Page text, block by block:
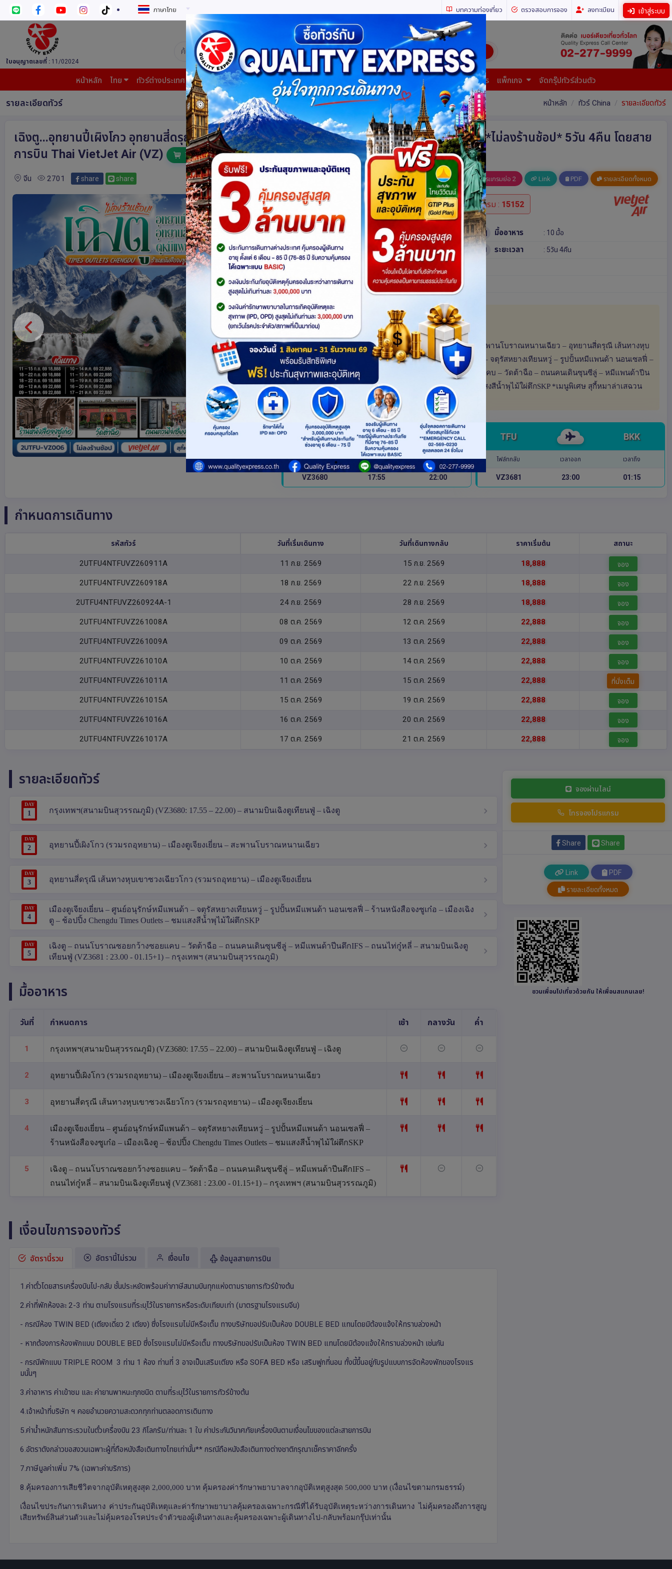
ภาษาไทย บทความท่องเที่ยว ตรวจสอบการจอง ลงทะเบียน เข้าสู่ระบบ
ใบอนุญาตเลขที่ : 11/02024
บริษัท ควอลิตี้ เอ็กซ์เพรส จำกัด ผู้เชี่ยวชาญด้านการท่องเที่ยว ทัวร์ ในประเทศ และ ต่างประเทศ (เที่ยวทั่วโลก)
หน้าหลัก ไทย ทัวร์ต่างประเทศ บินต้นทาง แพ็กเกจทัวร์ บัตรเข้าชม JR Pass เรือสำราญ บริการยื่นเอกสาร แพ็กเกจ จัดกรุ๊ปทัวร์ส่วนตัว
รายละเอียดทัวร์ หน้าหลัก ทัวร์ China รายละเอียดทัวร์
เฉิงตู...อุทยานปี้เผิงโกว อุทยานสี่ดรุณี ดูหมีแพนด้า Times Outlets Chengdu ร้านหนังสือจงซูเก๋อ *ไม่ลงร้านช้อป* 5วัน 4คืน โดยสาย
การบิน Thai VietJet Air (VZ)
ไม่เข้าร้านช็อปปิ้ง
จีน 2701 share share โปรแกรมย่อ 1 โปรแกรมย่อ 2 Link PDF รายละเอียดทั้งหมด
฿ 18,888 ดูโปรแกรมทัวร์ รหัสโปรแกรม : 15152
รหัสทัวร์ : 2UTFU-VZ006 มื้ออาหาร : 10 มื้อ
สายการบิน : Thai VietJet Air ระยะเวลา : 5วัน 4คืน
เส้นทาง :เฉิงตู
Highlight ไฮไลท์ทัวร์
อุทยานปี้เผิงโกว (รวมรถอุทยาน) – เมืองตูเจียงเยี่ยน – สะพานโบราณหนานเฉียว – อุทยานสี่ดรุณี เส้นทางหุบ
เขาซวงเฉียวโกว (รวมรถอุทยาน) – – ศูนย์อนุรักษ์หมีแพนด้า – จตุรัสหยางเทียนหวู่ – รูปปั้นหมีแพนด้า นอนเซลฟี่ –
ร้านหนังสือจงซูเก๋อ – เมืองเฉิงตู – ถนนโบราณซอยกว้างซอยแคบ – วัดต้าฉือ – ถนนคนเดินซุนซีลู่ – หมีแพนด้าปีน
ตึกIFS – ถนนไท่กู๋หลี่ – ช้อปปิ้ง Chengdu Times Outlets – ชมแสงสีน้ำพุไม้ใผ่ตึกSKP *เมนูพิเศษ สุกี้หมาล่าเสฉวน
BKK TFU
ไฟล์ทไป เวลาออก เวลาถึง
VZ3680 17:55 22:00
TFU BKK
ไฟล์ทกลับ เวลาออก เวลาถึง
VZ3681 23:00 01:15
กำหนดการเดินทาง
รหัสทัวร์ วันที่เริ่มเดินทาง วันที่เดินทางกลับ ราคาเริ่มต้น สถานะ
2UTFU4NTFUVZ260911A 11 ก.ย. 2569 15 ก.ย. 2569 18,888 จอง
2UTFU4NTFUVZ260918A 18 ก.ย. 2569 22 ก.ย. 2569 18,888 จอง
2UTFU4NTFUVZ260924A-1 24 ก.ย. 2569 28 ก.ย. 2569 18,888 จอง
2UTFU4NTFUVZ261008A 08 ต.ค. 2569 12 ต.ค. 2569 22,888 จอง
2UTFU4NTFUVZ261009A 09 ต.ค. 2569 13 ต.ค. 2569 22,888 จอง
2UTFU4NTFUVZ261010A 10 ต.ค. 2569 14 ต.ค. 2569 22,888 จอง
2UTFU4NTFUVZ261011A 11 ต.ค. 2569 15 ต.ค. 2569 22,888 ที่นั่งเต็ม
2UTFU4NTFUVZ261015A 15 ต.ค. 2569 19 ต.ค. 2569 22,888 จอง
2UTFU4NTFUVZ261016A 16 ต.ค. 2569 20 ต.ค. 2569 22,888 จอง
2UTFU4NTFUVZ261017A 17 ต.ค. 2569 21 ต.ค. 2569 22,888 จอง
รายละเอียดทัวร์
DAY
1 กรุงเทพฯ(สนามบินสุวรรณภูมิ) (VZ3680: 17.55 – 22.00) – สนามบินเฉิงตูเทียนฟู่ – เฉิงตู
DAY
2 อุทยานปี้เผิงโกว (รวมรถอุทยาน) – เมืองตูเจียงเยี่ยน – สะพานโบราณหนานเฉียว
DAY
3 อุทยานสี่ดรุณี เส้นทางหุบเขาซวงเฉียวโกว (รวมรถอุทยาน) – เมืองตูเจียงเยี่ยน
DAY
4
เมืองตูเจียงเยี่ยน – ศูนย์อนุรักษ์หมีแพนด้า – จตุรัสหยางเทียนหวู่ – รูปปั้นหมีแพนด้า นอนเซลฟี่ – ร้านหนังสือจงซูเก๋อ – เมืองเฉิง
ตู – ช้อปปิ้ง Chengdu Times Outlets – ชมแสงสีน้ำพุไม้ใผ่ตึกSKP
DAY
5
เฉิงตู – ถนนโบราณซอยกว้างซอยแคบ – วัดต้าฉือ – ถนนคนเดินซุนซีลู่ – หมีแพนด้าปีนตึกIFS – ถนนไท่กู๋หลี่ – สนามบินเฉิงตู
เทียนฟู่ (VZ3681 : 23.00 - 01.15+1) – กรุงเทพฯ (สนามบินสุวรรณภูมิ)
มื้ออาหาร
วันที่ กำหนดการ เช้า กลางวัน ค่ำ
1 กรุงเทพฯ(สนามบินสุวรรณภูมิ) (VZ3680: 17.55 – 22.00) – สนามบินเฉิงตูเทียนฟู่ – เฉิงตู
2 อุทยานปี้เผิงโกว (รวมรถอุทยาน) – เมืองตูเจียงเยี่ยน – สะพานโบราณหนานเฉียว
3 อุทยานสี่ดรุณี เส้นทางหุบเขาซวงเฉียวโกว (รวมรถอุทยาน) – เมืองตูเจียงเยี่ยน
4
เมืองตูเจียงเยี่ยน – ศูนย์อนุรักษ์หมีแพนด้า – จตุรัสหยางเทียนหวู่ – รูปปั้นหมีแพนด้า นอนเซลฟี่ –
ร้านหนังสือจงซูเก๋อ – เมืองเฉิงตู – ช้อปปิ้ง Chengdu Times Outlets – ชมแสงสีน้ำพุไม้ใผ่ตึกSKP
5
เฉิงตู – ถนนโบราณซอยกว้างซอยแคบ – วัดต้าฉือ – ถนนคนเดินซุนซีลู่ – หมีแพนด้าปีนตึกIFS –
ถนนไท่กู๋หลี่ – สนามบินเฉิงตูเทียนฟู่ (VZ3681 : 23.00 - 01.15+1) – กรุงเทพฯ (สนามบินสุวรรณภูมิ)
เงื่อนไขการจองทัวร์
อัตรานี้รวม อัตรานี้ไม่รวม เงื่อนไข ข้อมูลสายการบิน
1.ค่าตั๋วโดยสารเครื่องบินไป-กลับ ชั้นประหยัดพร้อมค่าภาษีสนามบินทุกแห่งตามรายการทัวร์ข้างต้น
2.ค่าที่พักห้องละ 2-3 ท่าน ตามโรงแรมที่ระบุไว้ในรายการหรือระดับเทียบเท่า (มาตรฐานโรงแรมจีน)
- กรณีห้อง TWIN BED (เตียงเดี่ยว 2 เตียง) ซึ่งโรงแรมไม่มีหรือเต็ม ทางบริษัทขอปรับเป็นห้อง DOUBLE BED แทนโดยมิต้องแจ้งให้ทราบล่วงหน้า
- หากต้องการห้องพักแบบ DOUBLE BED ซึ่งโรงแรมไม่มีหรือเต็ม ทางบริษัทขอปรับเป็นห้อง TWIN BED แทนโดยมิต้องแจ้งให้ทราบล่วงหน้า เช่นกัน
- กรณีพักแบบ TRIPLE ROOM 3 ท่าน 1 ห้อง ท่านที่ 3 อาจเป็นเสริมเตียง หรือ SOFA BED หรือ เสริมฟูกที่นอน ทั้งนี้ขึ้นอยู่กับรูปแบบการจัดห้องพักของโรงแร
มนั้นๆ
3.ค่าอาหาร ค่าเข้าชม และ ค่ายานพาหนะทุกชนิด ตามที่ระบุไว้ในรายการทัวร์ข้างต้น
4.เจ้าหน้าที่บริษัท ฯ คอยอำนวยความสะดวกทุกท่านตลอดการเดินทาง
5.ค่าน้ำหนักสัมภาระรวมในตั๋วเครื่องบิน 23 กิโลกรัม/ท่านละ 1 ใบ ค่าประกันวินาศภัยเครื่องบินตามเงื่อนไขของแต่ละสายการบิน
6.อัตราดังกล่าวขอสงวนเฉพาะผู้ที่ถือหนังสือเดินทางไทยเท่านั้น** กรณีถือหนังสือเดินทางต่างชาติกรุณาเช็คราคาอีกครั้ง
7.ภาษีมูลค่าเพิ่ม 7% (เฉพาะค่าบริการ)
8.คุ้มครองการเสียชีวิตจากอุบัติเหตุสูงสุด 2,000,000 บาท คุ้มครองค่ารักษาพยาบาลจากอุบัติเหตุสูงสุด 500,000 บาท (เงื่อนไขตามกรมธรรม์)
เงื่อนไขประกันการเดินทาง ค่าประกันอุบัติเหตุและค่ารักษาพยาบาลคุ้มครองเฉพาะกรณีที่ได้รับอุบัติเหตุระหว่างการเดินทาง ไม่คุ้มครองถึงการสูญ
เสียทรัพย์สินส่วนตัวและไม่คุ้มครองโรคประจำตัวของผู้เดินทางและคุ้มครองเฉพาะผู้เดินทางไป-กลับพร้อมกรุ๊ปเท่านั้น
จองผ่านไลน์
โทรจองโปรแกรม
Share Share
Link PDF
รายละเอียดทั้งหมด
ชวนเพื่อนไปเที่ยวด้วยกัน ให้เพื่อนสแกนเลย!